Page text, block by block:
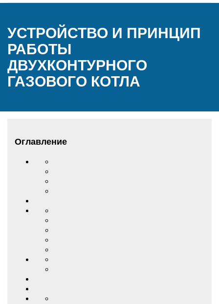
УСТРОЙСТВО И ПРИНЦИП
РАБОТЫ
ДВУХКОНТУРНОГО
ГАЗОВОГО КОТЛА
Оглавление